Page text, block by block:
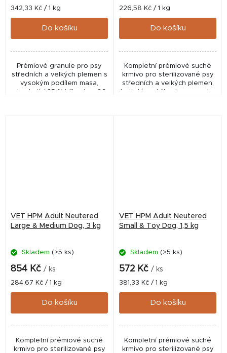
Měrná
cena:
342,33 Kč / 1 kg
Do košíku
Prémiové granule pro psy
středních a velkých plemen s
vysokým podílem masa,
Měrná
cena:
226,58 Kč / 1 kg
Do košíku
Kompletní prémiové suché
krmivo pro sterilizované psy
středních a velkých plemen,
VET HPM Adult Neutered
Large & Medium Dog, 3 kg
Skladem (>5 ks)
854 Kč / ks
Měrná
cena:
284,67 Kč / 1 kg
Do košíku
Kompletní prémiové suché
krmivo pro sterilizované psy
VET HPM Adult Neutered
Small & Toy Dog, 1,5 kg
Skladem (>5 ks)
572 Kč / ks
Měrná
cena:
381,33 Kč / 1 kg
Do košíku
Kompletní prémiové suché
krmivo pro sterilizované psy